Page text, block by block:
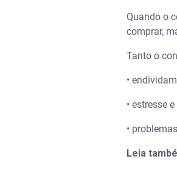
Quando o
comprar,
Tanto o
•
• estresse
•
Leia